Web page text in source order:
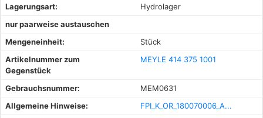
Lagerungsart:
Hydrolager
nur paarweise austauschen
Mengeneinheit:
Stück
Artikelnummer zum
Gegenstück
MEYLE 414 375 1001
Gebrauchsnummer:
MEM0631
Allgemeine Hinweise:
FPI_K_OR_180070006_A...